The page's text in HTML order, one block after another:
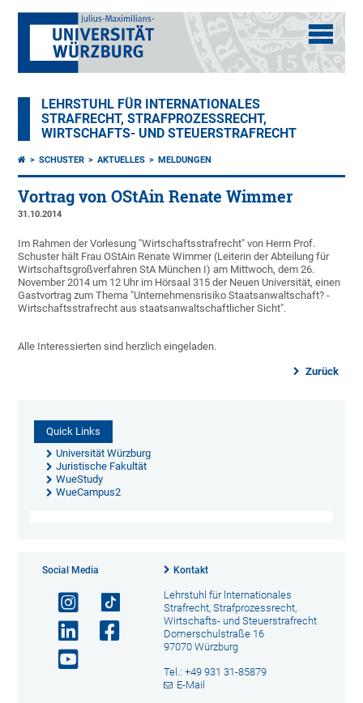
LEHRSTUHL FÜR INTERNATIONALES
STRAFRECHT, STRAFPROZESSRECHT,
WIRTSCHAFTS- UND STEUERSTRAFRECHT
SCHUSTER AKTUELLES MELDUNGEN
Vortrag von OStAin Renate Wimmer
31.10.2014
Im Rahmen der Vorlesung "Wirtschaftsstrafrecht" von Herrn Prof.
Schuster hält Frau OStAin Renate Wimmer (Leiterin der Abteilung für
Wirtschaftsgroßverfahren StA München I) am Mittwoch, dem 26.
November 2014 um 12 Uhr im Hörsaal 315 der Neuen Universität, einen
Gastvortrag zum Thema "Unternehmensrisiko Staatsanwaltschaft? -
Wirtschaftsstrafrecht aus staatsanwaltschaftlicher Sicht".
Alle Interessierten sind herzlich eingeladen.
Zurück
Quick Links
Universität Würzburg
Juristische Fakultät
WueStudy
WueCampus2
Social Media Kontakt
Lehrstuhl für lnternationales
Strafrecht, Strafprozessrecht,
Wirtschafts- und Steuerstrafrecht
Domerschulstraße 16
97070 Würzburg
Tel.: +49 931 31-85879
E-Mail